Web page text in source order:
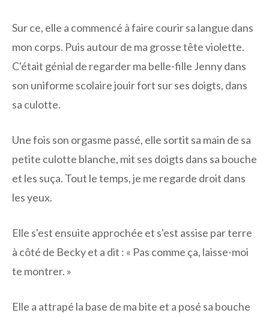
Sur ce, elle a commencé à faire courir sa langue dans
mon corps. Puis autour de ma grosse tête violette.
C'était génial de regarder ma belle-fille Jenny dans
son uniforme scolaire jouir fort sur ses doigts, dans
sa culotte.
Une fois son orgasme passé, elle sortit sa main de sa
petite culotte blanche, mit ses doigts dans sa bouche
et les suça. Tout le temps, je me regarde droit dans
les yeux.
Elle s'est ensuite approchée et s'est assise par terre
à côté de Becky et a dit : « Pas comme ça, laisse-moi
te montrer. »
Elle a attrapé la base de ma bite et a posé sa bouche